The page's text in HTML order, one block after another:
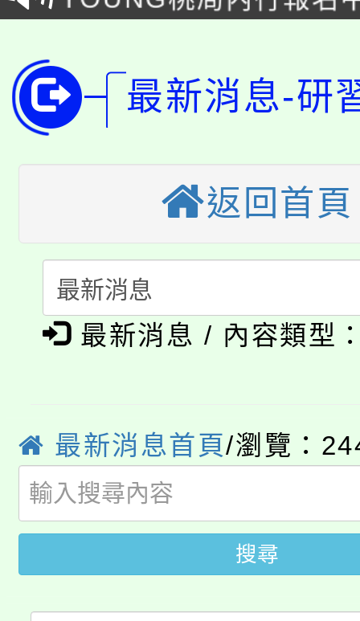
8月14至27日，桃園電
開!
115年桃園市運動會8/
田徑場及游泳池舉行。
桃園市低收入戶享有免
半價優惠，詳情可洽有
者。
份教師增能研習
大溪自造教育及科技
淨零綠生活教案入校路
會
115年食農教育專業人
程
「本色祭」8/29、30在
場熱烈登場!
8/21下午1時於龍潭區
局官網。
8月14至27日，桃園電
開!
115年桃園市運動會8/
田徑場及游泳池舉行。
桃園市低收入戶享有免
視費優惠，中低收入戶
大園自造教育及科技
最新消息-研
返回首頁
最新消息 / 內容類型
最新消息首頁/瀏覽：
搜尋